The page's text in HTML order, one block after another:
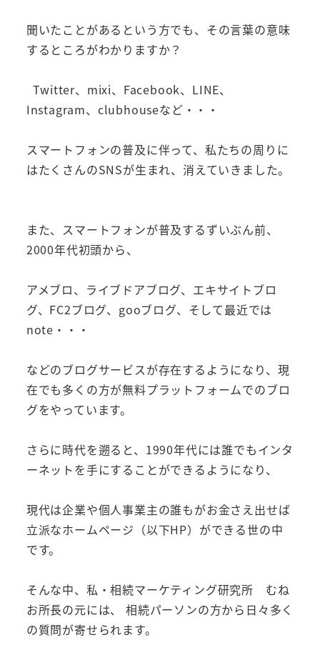
聞いたことがあるという方でも、その言葉の意味
するところがわかりますか？
Twitter、mixi、Facebook、LINE、
Instagram、clubhouseなど・・・
スマートフォンの普及に伴って、私たちの周りに
はたくさんのSNSが生まれ、消えていきました。
また、スマートフォンが普及するずいぶん前、
2000年代初頭から、
アメブロ、ライブドアブログ、エキサイトブロ
グ、FC2ブログ、gooブログ、そして最近では
note・・・
などのブログサービスが存在するようになり、現
在でも多くの方が無料プラットフォームでのブロ
グをやっています。
さらに時代を遡ると、1990年代には誰でもインタ
ーネットを手にすることができるようになり、
現代は企業や個人事業主の誰もがお金さえ出せば
立派なホームページ（以下HP）ができる世の中
です。
そんな中、私・相続マーケティング研究所 むね
お所長の元には、 相続パーソンの方から日々多く
の質問が寄せられます。